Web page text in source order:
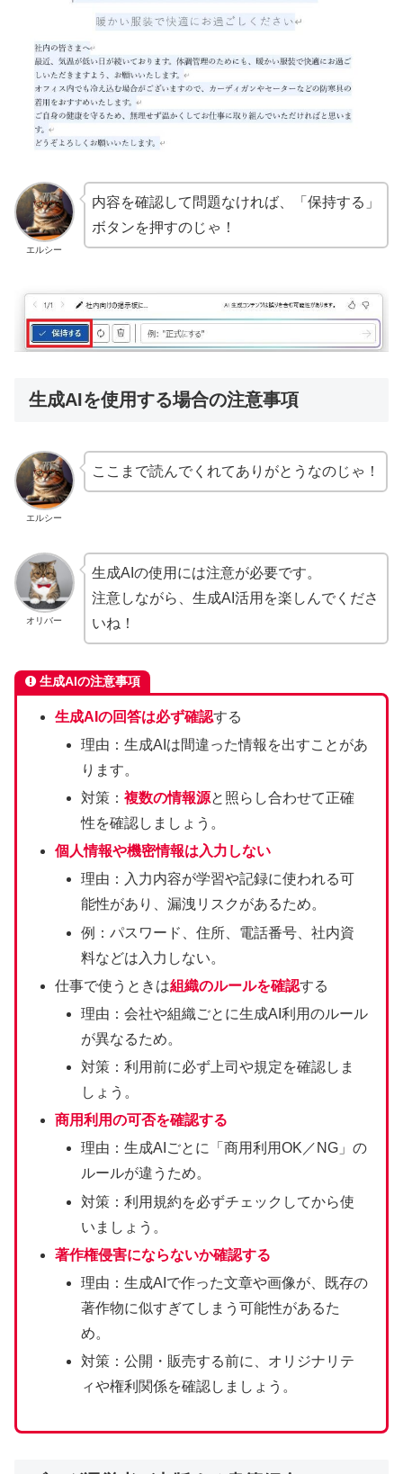
エルシー
内容を確認して問題なければ、「保持する」
ボタンを押すのじゃ！
生成AIを使用する場合の注意事項
エルシー
ここまで読んでくれてありがとうなのじゃ！
オリバー
生成AIの使用には注意が必要です。
注意しながら、生成AI活用を楽しんでくださ
いね！
生成AIの注意事項
生成AIの回答は必ず確認する
理由：生成AIは間違った情報を出すことがあ
ります。
対策：複数の情報源と照らし合わせて正確
性を確認しましょう。
個人情報や機密情報は入力しない
理由：入力内容が学習や記録に使われる可
能性があり、漏洩リスクがあるため。
例：パスワード、住所、電話番号、社内資
料などは入力しない。
仕事で使うときは組織のルールを確認する
理由：会社や組織ごとに生成AI利用のルール
が異なるため。
対策：利用前に必ず上司や規定を確認しま
しょう。
商用利用の可否を確認する
理由：生成AIごとに「商用利用OK／NG」の
ルールが違うため。
対策：利用規約を必ずチェックしてから使
いましょう。
著作権侵害にならないか確認する
理由：生成AIで作った文章や画像が、既存の
著作物に似すぎてしまう可能性があるた
め。
対策：公開・販売する前に、オリジナリテ
ィや権利関係を確認しましょう。